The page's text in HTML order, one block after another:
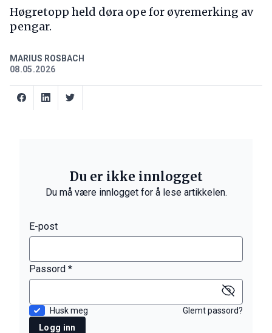
Høgretopp held døra ope for øyremerking av
pengar.
MARIUS ROSBACH
08.05.2026
Du er ikke innlogget
Du må være innlogget for å lese artikkelen.
E-post
Passord *
Husk meg
Glemt passord?
Logg inn